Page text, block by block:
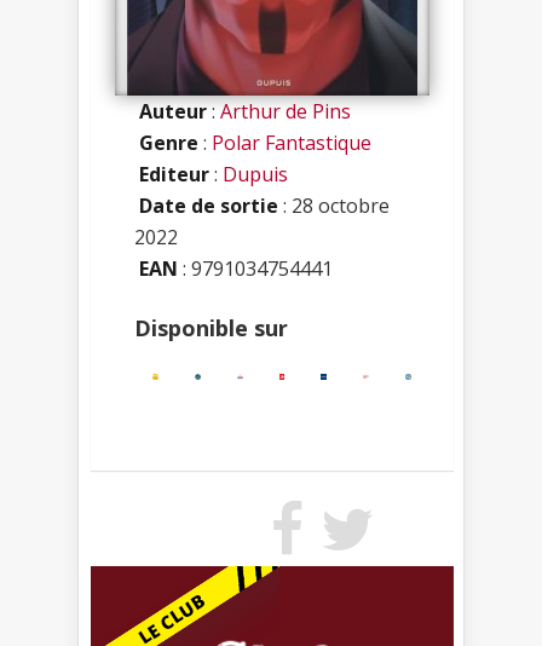
Auteur:Arthur de Pins
Genre : Polar Fantastique
Editeur: Dupuis
Date de sortie : 28 octobre
2022
EAN : 9791034754441
Disponible sur